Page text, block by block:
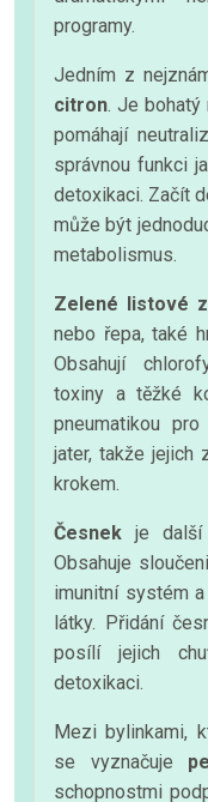
programy.
Jedním z
citron. Je bohatý
pomáhají
správnou funkci
detoxikaci. Začít
může být
metabolismus.
Zelené listové
nebo řepa, také
Obsahují
toxiny a těžké
pneumatikou
jater, takže jejich
krokem.
Česnek je další
Obsahuje
imunitní systém
látky. Přidání
posílí jejich
detoxikaci.
Mezi bylinkami,
se vyznačuje
schopnostmi